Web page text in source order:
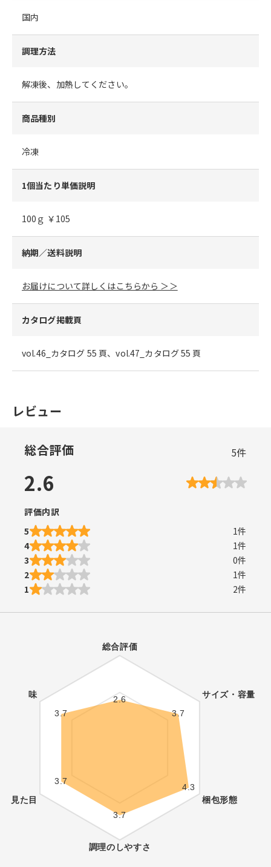
国内
調理方法
解凍後、加熱してください。
商品種別
冷凍
1個当たり単価説明
100ｇ ￥105
納期／送料説明
お届けについて詳しくはこちらから ＞＞
カタログ掲載頁
vol.46_カタログ 55 頁、vol.47_カタログ 55 頁
レビュー
総合評価 5件
2.6
評価内訳
5
1件
4
1件
3
0件
2
1件
1
2件